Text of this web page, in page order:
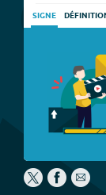
SIGNE